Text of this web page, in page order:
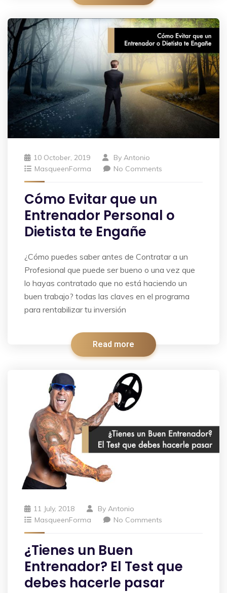
10 October, 2019 By Antonio
MasqueenForma
No Comments
Cómo Evitar que un
Entrenador Personal o
Dietista te Engañe
¿Cómo puedes saber antes de Contratar a un
Profesional que puede ser bueno o una vez que
lo hayas contratado que no está haciendo un
buen trabajo? todas las claves en el programa
para rentabilizar tu inversión
Read more
11 July, 2018 By Antonio
MasqueenForma
No Comments
¿Tienes un Buen
Entrenador? El Test que
debes hacerle pasar